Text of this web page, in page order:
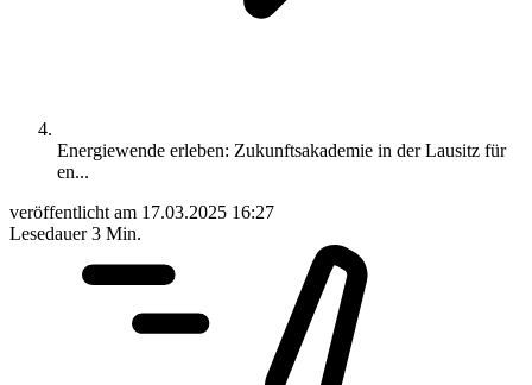
Energiewende erleben: Zukunftsakademie in der Lausitz für
en...
veröffentlicht am 17.03.2025 16:27
Lesedauer3 Min.